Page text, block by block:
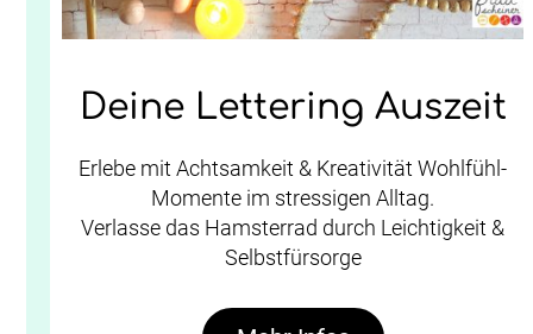
Deine Lettering Auszeit
Erlebe mit Achtsamkeit & Kreativität Wohlfühl-
Momente im stressigen Alltag.
Verlasse das Hamsterrad durch Leichtigkeit &
Selbstfürsorge